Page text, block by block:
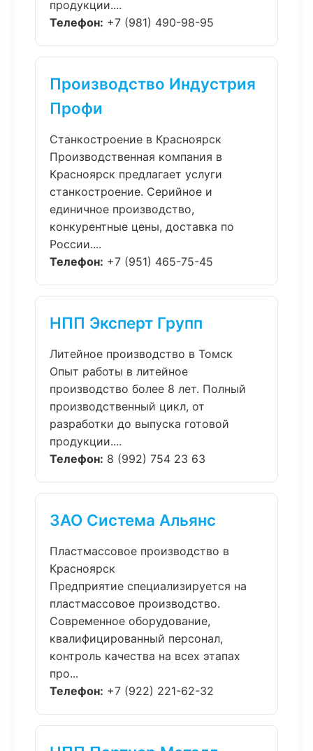
продукции....
Телефон: +7 (981) 490-98-95
Производство Индустрия
Профи
Станкостроение в Красноярск
Производственная компания в
Красноярск предлагает услуги
станкостроение. Серийное и
единичное производство,
конкурентные цены, доставка по
России....
Телефон: +7 (951) 465-75-45
НПП Эксперт Групп
Литейное производство в Томск
Опыт работы в литейное
производство более 8 лет. Полный
производственный цикл, от
разработки до выпуска готовой
продукции....
Телефон: 8 (992) 754 23 63
ЗАО Система Альянс
Пластмассовое производство в
Красноярск
Предприятие специализируется на
пластмассовое производство.
Современное оборудование,
квалифицированный персонал,
контроль качества на всех этапах
про...
Телефон: +7 (922) 221-62-32